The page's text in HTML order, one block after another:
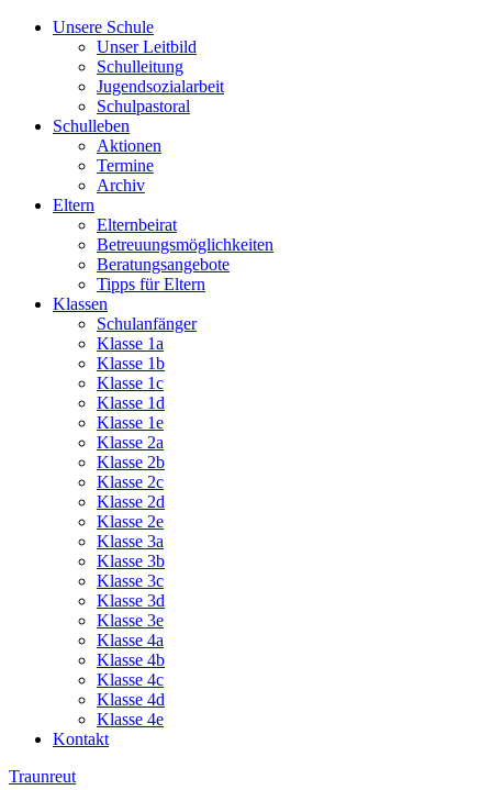
Unsere Schule
Unser Leitbild
Schulleitung
Jugendsozialarbeit
Schulpastoral
Schulleben
Aktionen
Termine
Archiv
Eltern
Elternbeirat
Betreuungsmöglichkeiten
Beratungsangebote
Tipps für Eltern
Klassen
Schulanfänger
Klasse 1a
Klasse 1b
Klasse 1c
Klasse 1d
Klasse 1e
Klasse 2a
Klasse 2b
Klasse 2c
Klasse 2d
Klasse 2e
Klasse 3a
Klasse 3b
Klasse 3c
Klasse 3d
Klasse 3e
Klasse 4a
Klasse 4b
Klasse 4c
Klasse 4d
Klasse 4e
Kontakt
Traunreut